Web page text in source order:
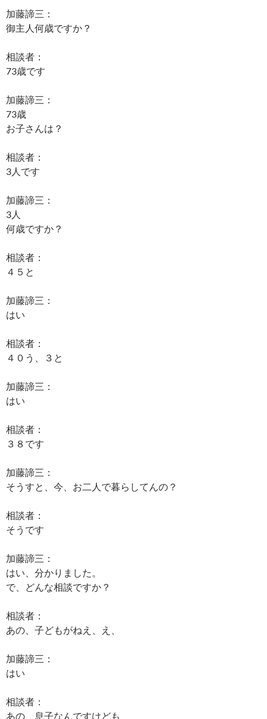
加藤諦三：
御主人何歳ですか？
相談者：
73歳です
加藤諦三：
73歳
お子さんは？
相談者：
3人です
加藤諦三：
3人
何歳ですか？
相談者：
４５と
加藤諦三：
はい
相談者：
４０う、３と
加藤諦三：
はい
相談者：
３８です
加藤諦三：
そうすと、今、お二人で暮らしてんの？
相談者：
そうです
加藤諦三：
はい、分かりました。
で、どんな相談ですか？
相談者：
あの、子どもがねえ、え、
加藤諦三：
はい
相談者：
あの、息子なんですけども